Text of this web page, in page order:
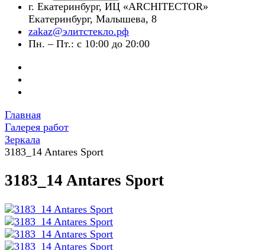
г. Екатеринбург, ИЦ «ARCHITECTOR»
Екатеринбург, Малышева, 8
zakaz@элитстекло.рф
Пн. – Пт.: с 10:00 до 20:00
Главная
Галерея работ
Зеркала
3183_14 Antares Sport
3183_14 Antares Sport